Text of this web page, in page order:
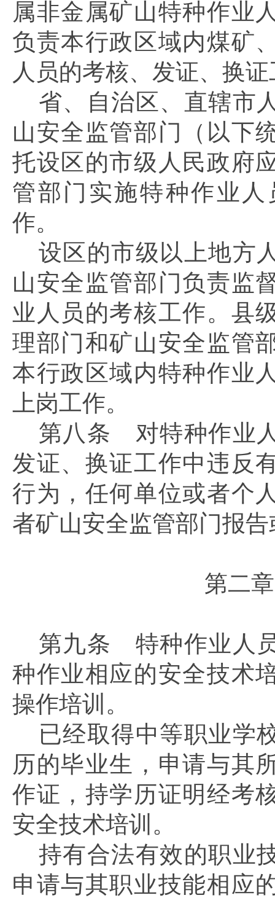
属非金属矿山特种作业
负责本行政区域内煤矿
人员的考核、发证、换
省、自治区、直辖市
山安全监管部门（以下
托设区的市级人民政府
管部门实施特种作业
作。
设区的市级以上地方
山安全监管部门负责监
业人员的考核工作。县
理部门和矿山安全监管
本行政区域内特种作业
上岗工作。
第八条 对特种作业
发证、换证工作中违反
行为，任何单位或者个
者矿山安全监管部门报
第二章
第九条 特种作业人
种作业相应的安全技术
操作培训。
已经取得中等职业学
历的毕业生，申请与其
作证，持学历证明经考
安全技术培训。
持有合法有效的职业
申请与其职业技能相应